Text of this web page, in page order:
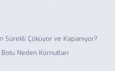
Sürekli Çöküyor ve Kapanıyor?
Neden Komutları